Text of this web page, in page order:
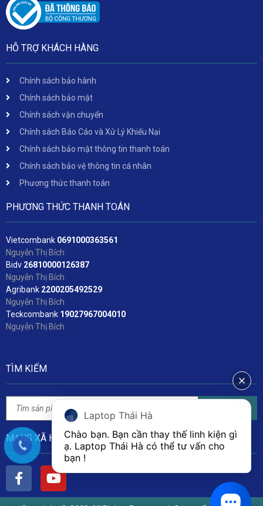
HỖ TRỢ KHÁCH HÀNG
Chính sách bảo hành
Chính sách bảo mật
Chính sách vận chuyển
Chính sách Báo Cáo và Xử Lý Khiếu Nại
Chính sách bảo mật thông tin thanh toán
Chính sách bảo vệ thông tin cá nhân
Phương thức thanh toán
PHƯƠNG THỨC THANH TOÁN
Vietcombank 0691000363561
Nguyễn Thị Bích
Bidv 26810000126387
Nguyễn Thị Bích
Agribank 2200205492529
Nguyễn Thị Bích
Teckcombank 19027967004010
Nguyễn Thị Bích
TÌM KIẾM
MẠNG XÃ HỘI
Laptop Thái Hà
Chào bạn. Bạn cần thay thế linh kiện gì
ạ. Laptop Thái Hà có thể tư vấn cho
bạn !